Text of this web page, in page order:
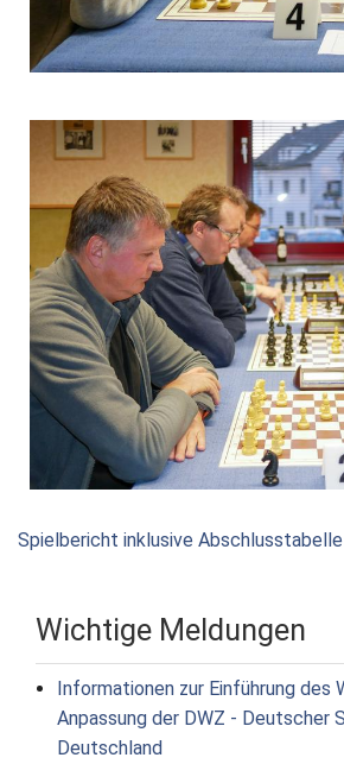
Spielbericht inklusive
Wichtige Meldungen
Informationen zur Einführung des
Anpassung der DWZ - Deutscher
Deutschland